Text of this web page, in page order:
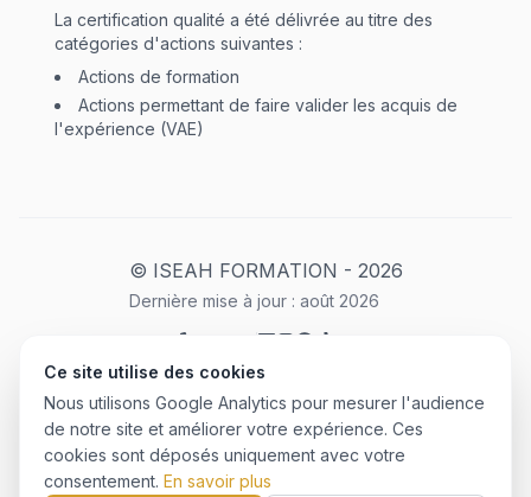
La certification qualité a été délivrée au titre des
catégories d'actions suivantes :
Actions de formation
Actions permettant de faire valider les acquis de
l'expérience (VAE)
© ISEAH FORMATION - 2026
Dernière mise à jour : août 2026
Mentions LégalesPlan du site
CGU
Ce site utilise des cookies
Nous utilisons Google Analytics pour mesurer l'audience
de notre site et améliorer votre expérience. Ces
cookies sont déposés uniquement avec votre
consentement. En savoir plus